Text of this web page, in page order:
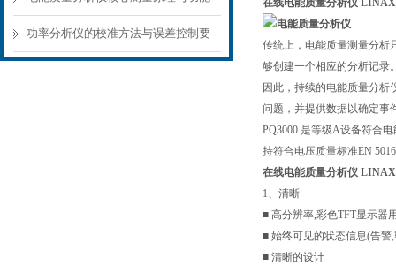
模块解析
功率分析仪的校准方法与误差控制要
在线电能质量分析仪 LINAX
传统上，电能质量测量分析
够创建一个相应的分析记录
因此，持续的电能质量分析
问题，并提供数据以确定事
PQ3000 是等级A设备符合
持符合电压质量标准EN
在线电能质量分析仪 LINAX
1、清晰
■ 高分辨率,彩色TFT显示器
■ 始终可见的状态信息(告警
■ 清晰的设计